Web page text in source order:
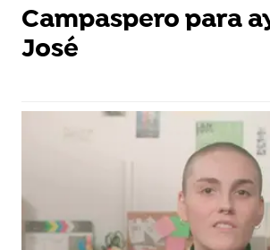
Campaspero para
José